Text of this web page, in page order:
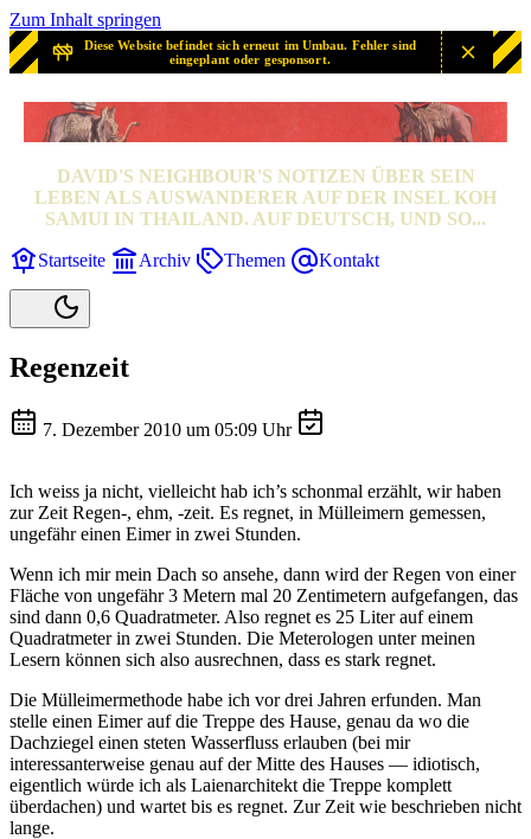
Zum Inhalt springen
Diese Website befindet sich erneut im Umbau. Fehler sind
eingeplant oder gesponsort.
SAMUI? SAMUI!
DAVID'S NEIGHBOUR'S NOTIZEN ÜBER SEIN
LEBEN ALS AUSWANDERER AUF DER INSEL KOH
SAMUI IN THAILAND. AUF DEUTSCH, UND SO...
Startseite Archiv Themen Kontakt
Regenzeit
7. Dezember 2010 um 05:09 Uhr
Ich weiss ja nicht, vielleicht hab ich’s schonmal erzählt, wir haben
zur Zeit Regen-, ehm, -zeit. Es regnet, in Mülleimern gemessen,
ungefähr einen Eimer in zwei Stunden.
Wenn ich mir mein Dach so ansehe, dann wird der Regen von einer
Fläche von ungefähr 3 Metern mal 20 Zentimetern aufgefangen, das
sind dann 0,6 Quadratmeter. Also regnet es 25 Liter auf einem
Quadratmeter in zwei Stunden. Die Meterologen unter meinen
Lesern können sich also ausrechnen, dass es stark regnet.
Die Mülleimermethode habe ich vor drei Jahren erfunden. Man
stelle einen Eimer auf die Treppe des Hause, genau da wo die
Dachziegel einen steten Wasserfluss erlauben (bei mir
interessanterweise genau auf der Mitte des Hauses — idiotisch,
eigentlich würde ich als Laienarchitekt die Treppe komplett
überdachen) und wartet bis es regnet. Zur Zeit wie beschrieben nicht
lange.